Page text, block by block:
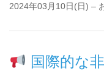
2024年03月10日(日) –
国際的な